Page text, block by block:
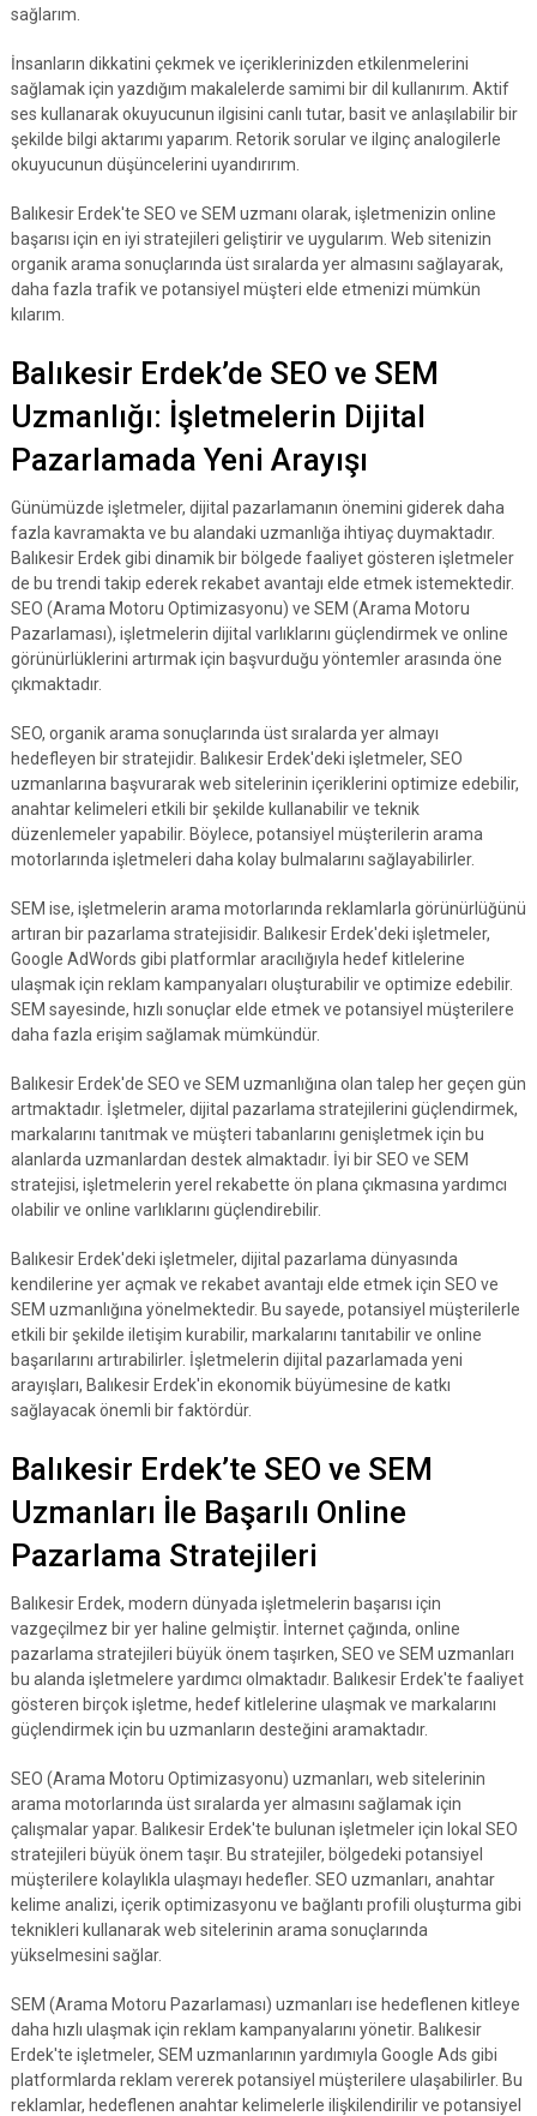
sağlarım.
İnsanların dikkatini çekmek ve içeriklerinizden etkilenmelerini
sağlamak için yazdığım makalelerde samimi bir dil kullanırım. Aktif
ses kullanarak okuyucunun ilgisini canlı tutar, basit ve anlaşılabilir bir
şekilde bilgi aktarımı yaparım. Retorik sorular ve ilginç analogilerle
okuyucunun düşüncelerini uyandırırım.
Balıkesir Erdek'te SEO ve SEM uzmanı olarak, işletmenizin online
başarısı için en iyi stratejileri geliştirir ve uygularım. Web sitenizin
organik arama sonuçlarında üst sıralarda yer almasını sağlayarak,
daha fazla trafik ve potansiyel müşteri elde etmenizi mümkün
kılarım.
Balıkesir Erdek’de SEO ve SEM
Uzmanlığı: İşletmelerin Dijital
Pazarlamada Yeni Arayışı
Günümüzde işletmeler, dijital pazarlamanın önemini giderek daha
fazla kavramakta ve bu alandaki uzmanlığa ihtiyaç duymaktadır.
Balıkesir Erdek gibi dinamik bir bölgede faaliyet gösteren işletmeler
de bu trendi takip ederek rekabet avantajı elde etmek istemektedir.
SEO (Arama Motoru Optimizasyonu) ve SEM (Arama Motoru
Pazarlaması), işletmelerin dijital varlıklarını güçlendirmek ve online
görünürlüklerini artırmak için başvurduğu yöntemler arasında öne
çıkmaktadır.
SEO, organik arama sonuçlarında üst sıralarda yer almayı
hedefleyen bir stratejidir. Balıkesir Erdek'deki işletmeler, SEO
uzmanlarına başvurarak web sitelerinin içeriklerini optimize edebilir,
anahtar kelimeleri etkili bir şekilde kullanabilir ve teknik
düzenlemeler yapabilir. Böylece, potansiyel müşterilerin arama
motorlarında işletmeleri daha kolay bulmalarını sağlayabilirler.
SEM ise, işletmelerin arama motorlarında reklamlarla görünürlüğünü
artıran bir pazarlama stratejisidir. Balıkesir Erdek'deki işletmeler,
Google AdWords gibi platformlar aracılığıyla hedef kitlelerine
ulaşmak için reklam kampanyaları oluşturabilir ve optimize edebilir.
SEM sayesinde, hızlı sonuçlar elde etmek ve potansiyel müşterilere
daha fazla erişim sağlamak mümkündür.
Balıkesir Erdek'de SEO ve SEM uzmanlığına olan talep her geçen gün
artmaktadır. İşletmeler, dijital pazarlama stratejilerini güçlendirmek,
markalarını tanıtmak ve müşteri tabanlarını genişletmek için bu
alanlarda uzmanlardan destek almaktadır. İyi bir SEO ve SEM
stratejisi, işletmelerin yerel rekabette ön plana çıkmasına yardımcı
olabilir ve online varlıklarını güçlendirebilir.
Balıkesir Erdek'deki işletmeler, dijital pazarlama dünyasında
kendilerine yer açmak ve rekabet avantajı elde etmek için SEO ve
SEM uzmanlığına yönelmektedir. Bu sayede, potansiyel müşterilerle
etkili bir şekilde iletişim kurabilir, markalarını tanıtabilir ve online
başarılarını artırabilirler. İşletmelerin dijital pazarlamada yeni
arayışları, Balıkesir Erdek'in ekonomik büyümesine de katkı
sağlayacak önemli bir faktördür.
Balıkesir Erdek’te SEO ve SEM
Uzmanları İle Başarılı Online
Pazarlama Stratejileri
Balıkesir Erdek, modern dünyada işletmelerin başarısı için
vazgeçilmez bir yer haline gelmiştir. İnternet çağında, online
pazarlama stratejileri büyük önem taşırken, SEO ve SEM uzmanları
bu alanda işletmelere yardımcı olmaktadır. Balıkesir Erdek'te faaliyet
gösteren birçok işletme, hedef kitlelerine ulaşmak ve markalarını
güçlendirmek için bu uzmanların desteğini aramaktadır.
SEO (Arama Motoru Optimizasyonu) uzmanları, web sitelerinin
arama motorlarında üst sıralarda yer almasını sağlamak için
çalışmalar yapar. Balıkesir Erdek'te bulunan işletmeler için lokal SEO
stratejileri büyük önem taşır. Bu stratejiler, bölgedeki potansiyel
müşterilere kolaylıkla ulaşmayı hedefler. SEO uzmanları, anahtar
kelime analizi, içerik optimizasyonu ve bağlantı profili oluşturma gibi
teknikleri kullanarak web sitelerinin arama sonuçlarında
yükselmesini sağlar.
SEM (Arama Motoru Pazarlaması) uzmanları ise hedeflenen kitleye
daha hızlı ulaşmak için reklam kampanyalarını yönetir. Balıkesir
Erdek'te işletmeler, SEM uzmanlarının yardımıyla Google Ads gibi
platformlarda reklam vererek potansiyel müşterilere ulaşabilirler. Bu
reklamlar, hedeflenen anahtar kelimelerle ilişkilendirilir ve potansiyel